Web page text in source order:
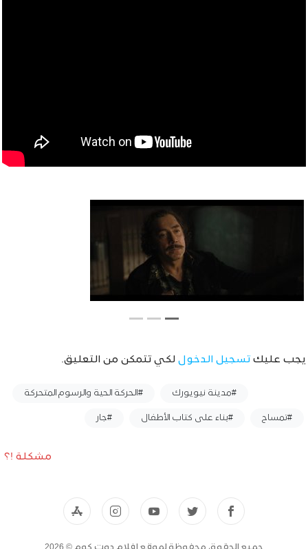
يجب عليك تسجيل الدخول لكي تتمكن من التعليق.
#مدينة نيويورك #الحركة الحية والرسوم المتحركة
#تمساح #بناء على كتاب الأطفال #جار
مشكلة !؟